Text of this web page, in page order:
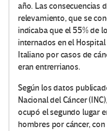
año. Las consecuencias
relevamiento, que se
indicaba que el 55% de
internados en el
Italiano por casos de
eran entrerrianos.
Según los datos
Nacional del Cáncer
ocupó el segundo lugar
hombres por cáncer,